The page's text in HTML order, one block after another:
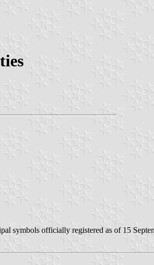
symbols officially registered as of 15